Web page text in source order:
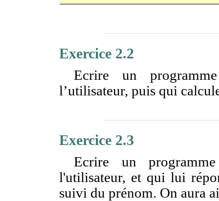
Exercice 2.2
Ecrire un
l’utilisateur, puis qui
Exercice 2.3
Ecrire un
l'utilisateur, et qui lui
suivi du prénom. On aura